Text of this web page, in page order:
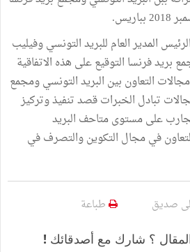
المدير العام للبريد التونسي وفيليب
بريد فرنسا التوقيع على هذه الاتفاقية
التعاون بين البريد التونسي ومجمع
تبادل الخبرات قصد تنفيذ وتركيز
على مستوى متاحف البريد
في مجال التكوين والتصرف في
صديق طباعة
؟ شارك مع أصدقائك !